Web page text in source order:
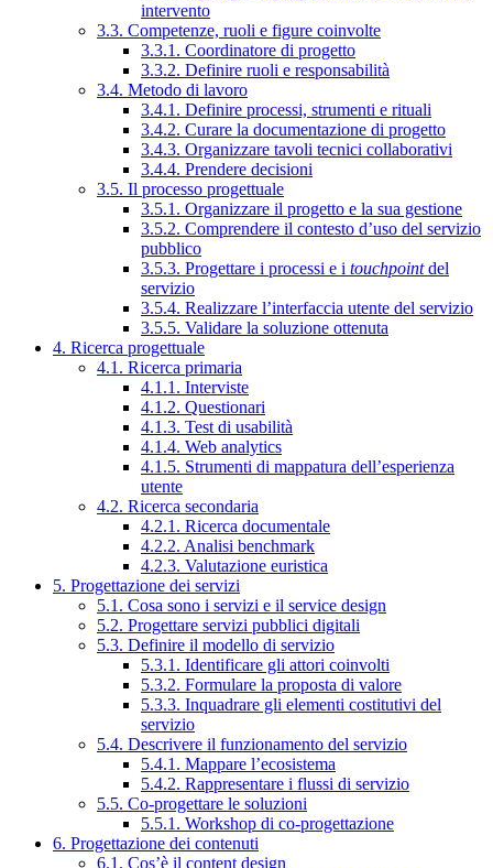
intervento
3.3. Competenze, ruoli e figure coinvolte
3.3.1. Coordinatore di progetto
3.3.2. Definire ruoli e responsabilità
3.4. Metodo di lavoro
3.4.1. Definire processi, strumenti e rituali
3.4.2. Curare la documentazione di progetto
3.4.3. Organizzare tavoli tecnici collaborativi
3.4.4. Prendere decisioni
3.5. Il processo progettuale
3.5.1. Organizzare il progetto e la sua gestione
3.5.2. Comprendere il contesto d’uso del servizio
pubblico
3.5.3. Progettare i processi e i touchpointdel
servizio
3.5.4. Realizzare l’interfaccia utente del servizio
3.5.5. Validare la soluzione ottenuta
4. Ricerca progettuale
4.1. Ricerca primaria
4.1.1. Interviste
4.1.2. Questionari
4.1.3. Test di usabilità
4.1.4. Web analytics
4.1.5. Strumenti di mappatura dell’esperienza
utente
4.2. Ricerca secondaria
4.2.1. Ricerca documentale
4.2.2. Analisi benchmark
4.2.3. Valutazione euristica
5. Progettazione dei servizi
5.1. Cosa sono i servizi e il service design
5.2. Progettare servizi pubblici digitali
5.3. Definire il modello di servizio
5.3.1. Identificare gli attori coinvolti
5.3.2. Formulare la proposta di valore
5.3.3. Inquadrare gli elementi costitutivi del
servizio
5.4. Descrivere il funzionamento del servizio
5.4.1. Mappare l’ecosistema
5.4.2. Rappresentare i flussi di servizio
5.5. Co-progettare le soluzioni
5.5.1. Workshop di co-progettazione
6. Progettazione dei contenuti
6.1. Cos’è il content design